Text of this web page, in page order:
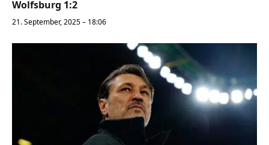
Wolfsburg 1:2
21. September, 2025 – 18:06